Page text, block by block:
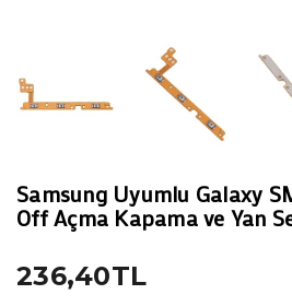
Samsung Uyumlu Galaxy
Off Açma Kapama ve Yan
236,40TL